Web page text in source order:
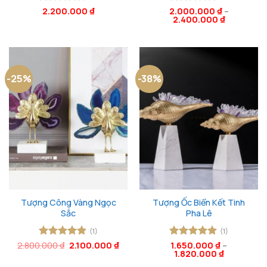
Được xếp
2.200.000 ₫
Được xếp
hạng55
2.000.000 ₫–
2.400.000 ₫
-25%
Tượng Công Vàng Ngọc
Sắc
Được xếp
(1)
2.800.000₫ Giá
2.100.000 ₫Giá
-38%
Tượng Ốc Biển Kết Tinh
Pha Lê
Được xếp
hạng55
(1)
1.650.000 ₫ –
1.820.000 ₫